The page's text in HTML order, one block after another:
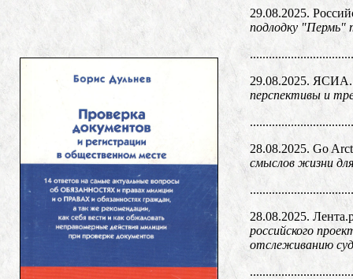
29.08.2025.
подлодку "Пермь"
29.08.2025.
перспективы и
28.08.2025. Go
смыслов жизни
28.08.2025.
российского
отслеживанию